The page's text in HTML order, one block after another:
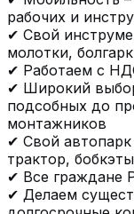
рабочих и
✔ Свой
молотки,
✔ Работаем с
✔ Широкий
подсобных до
монтажников
✔ Свой
трактор,
✔ Все граждане
✔ Делаем